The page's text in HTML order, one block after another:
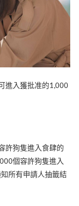
進入獲批准的1,000
許狗隻進入食肆的
個容許狗隻進入
所有申請人抽籤結